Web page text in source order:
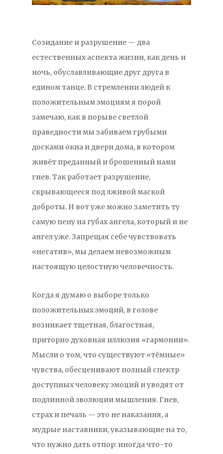
Созидание и разрушение — два
естественных аспекта жизни, как день и
ночь, обуславливающие друг друга в
едином танце. В стремлении людей к
положительным эмоциям я порой
замечаю, как в порыве светлой
праведности мы забиваем грубыми
досками окна и двери дома, в котором
живёт преданный и брошенный нами
гнев. Так работает разрушение,
скрывающееся под лживой маской
доброты. И вот уже можно заметить ту
самую пену на губах ангела, который и не
ангел уже. Запрещая себе чувствовать
«негатив», мы делаем невозможным
настоящую целостную человечность.
Когда я думаю о выборe только
положительных эмоций, в голове
возникает тщетная, благостная,
приторно духовная иллюзия «гармонии».
Мысли о том, что существуют «тёмные»
чувства, обесценивают полный спектр
доступных человеку эмоций и уводят от
подлинной эволюции мышления. Гнев,
страх и печаль — это не наказания, а
мудрые наставники, указывающие на то,
что нужно дать отпор: иногда что-то